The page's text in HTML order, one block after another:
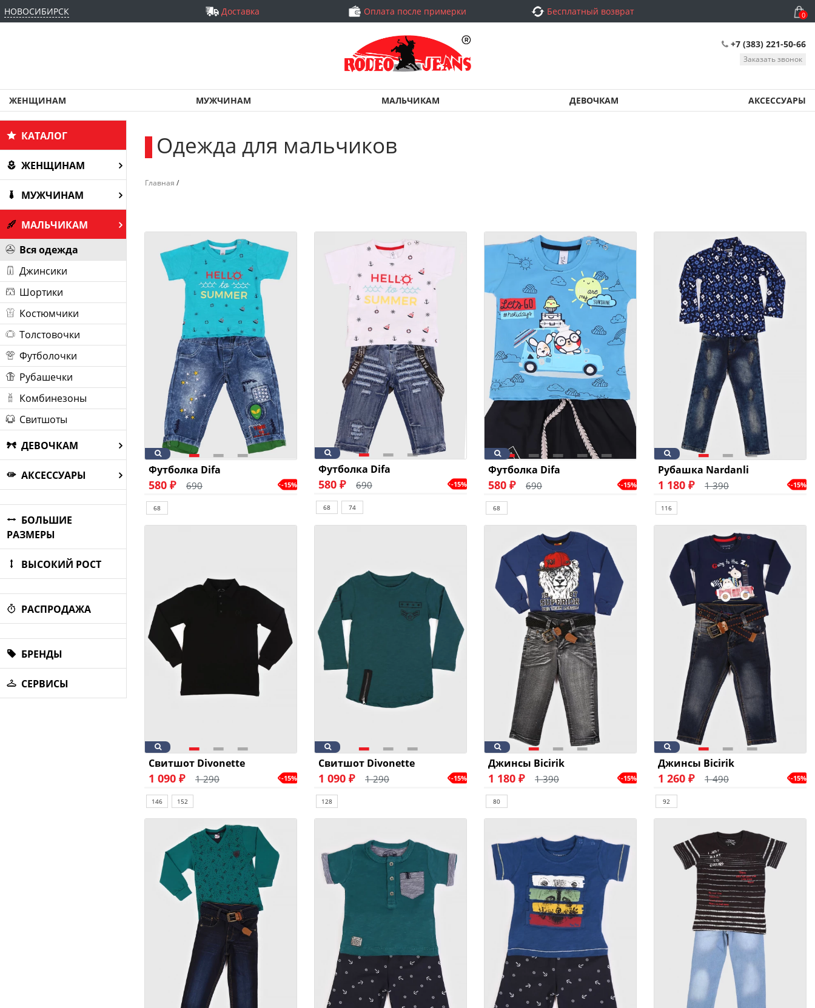
НОВОСИБИРСК Доставка Оплата после примерки Бесплатный возврат 0
+7 (383) 221-50-66
Заказать звонок
ЖЕНЩИНАМ МУЖЧИНАМ МАЛЬЧИКАМ ДЕВОЧКАМ АКСЕССУАРЫ
КАТАЛОГ
ЖЕНЩИНАМ
МУЖЧИНАМ
МАЛЬЧИКАМ
Вся одежда
Джинсики
Шортики
Костюмчики
Толстовочки
Футболочки
Рубашечки
Комбинезоны
Свитшоты
ДЕВОЧКАМ
АКСЕССУАРЫ
БОЛЬШИЕ
РАЗМЕРЫ
ВЫСОКИЙ РОСТ
РАСПРОДАЖА
БРЕНДЫ
СЕРВИСЫ
Одежда для мальчиков
Главная /
Футболка Difa
580 ₽ 690 -15%
68
Футболка Difa
580 ₽ 690 -15%
68 74
Футболка Difa
580 ₽ 690 -15%
68
Рубашка Nardanli
1 180 ₽ 1 390 -15%
116
Свитшот Divonette
1 090 ₽ 1 290 -15%
146 152
Свитшот Divonette
1 090 ₽ 1 290 -15%
128
Джинсы Bicirik
1 180 ₽ 1 390 -15%
80
Джинсы Bicirik
1 260 ₽ 1 490 -15%
92